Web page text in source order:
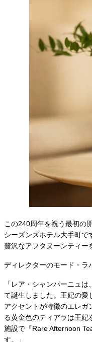
この240周年を祝う最初の
シーズンズホテル大手町
贅沢なアフタヌーンティー
ディレクターのモード・ラ
「レア・シャンパーニュ
て誕生しました。王妃の愛
アクセントが特徴のエレガ
る黄金色のティアラは王妃
施設で『Rare Afternoon
す。」